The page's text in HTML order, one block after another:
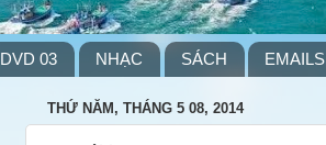
DVD 03 NHẠC SÁCH EMAILS
THỨ NĂM, THÁNG 5 08, 2014